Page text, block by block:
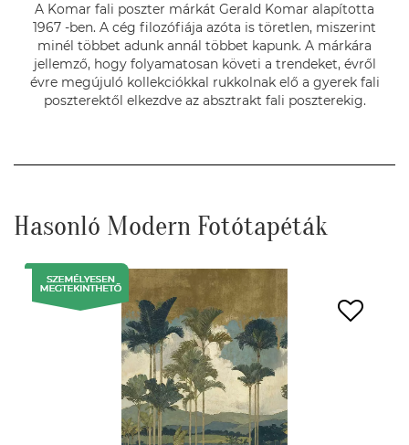
A Komar fali poszter márkát Gerald Komar alapította
1967 -ben. A cég filozófiája azóta is töretlen, miszerint
minél többet adunk annál többet kapunk. A márkára
jellemző, hogy folyamatosan követi a trendeket, évről
évre megújuló kollekciókkal rukkolnak elő a gyerek fali
poszterektől elkezdve az absztrakt fali poszterekig.
Hasonló Modern Fotótapéták